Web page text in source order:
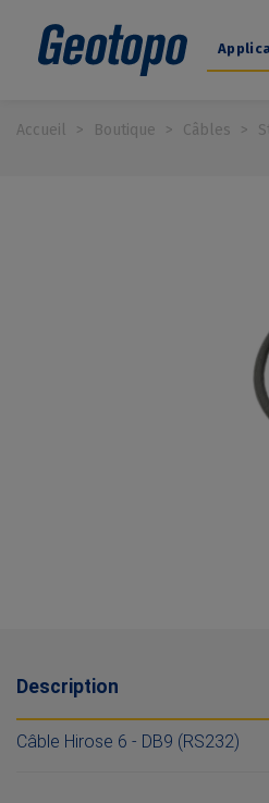
Accueil > Boutique > Câbles >
Description
Câble Hirose 6 - DB9 (RS232)